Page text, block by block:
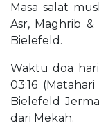
Masa salat
Asr, Maghrib &
Bielefeld.
Waktu doa
03:16
Bielefeld
dari Mekah.